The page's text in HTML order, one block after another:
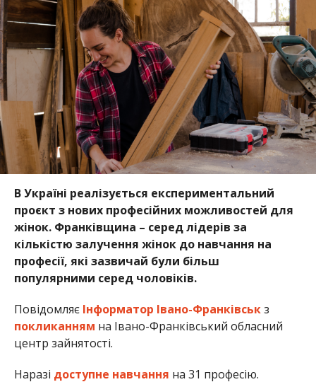
В Україні реалізується експериментальний
проєкт з нових професійних можливостей для
жінок. Франківщина – серед лідерів за
кількістю залучення жінок до навчання на
професії, які зазвичай були більш
популярними серед чоловіків.
Повідомляє Інформатор Івано-Франківськз
покликанням на Івано-Франківський обласний
центр зайнятості.
Наразі доступне навчання на 31 професію.